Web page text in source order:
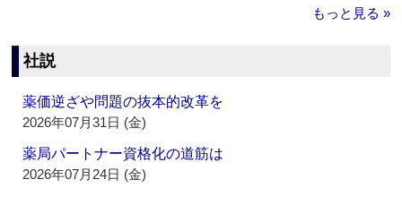
もっと見る »
社説
薬価逆ざや問題の抜本的改革を
2026年07月31日 (金)
薬局パートナー資格化の道筋は
2026年07月24日 (金)